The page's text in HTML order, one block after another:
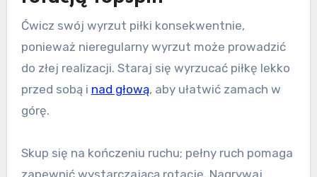
Ćwicz swój wyrzut piłki konsekwentnie,
ponieważ nieregularny wyrzut może prowadzić
do złej realizacji. Staraj się wyrzucać piłkę lekko
przed sobą i nad głową, aby ułatwić zamach w
górę.
Skup się na kończeniu ruchu; pełny ruch pomaga